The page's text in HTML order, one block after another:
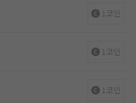
1코인
1코인
1코인